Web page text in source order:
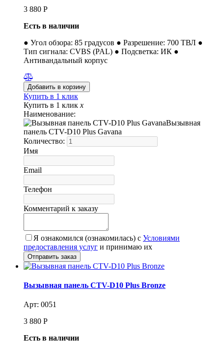
3 880 Р
Есть в наличии
● Угол обзора: 85 градусов ● Разрешение: 700 ТВЛ ●
Тип сигнала: CVBS (PAL) ● Подсветка: ИК ●
Антивандальный корпус
Купить в 1 клик
Купить в 1 клик x
Наименование:
Вызывная
панель CTV-D10 Plus Gavana
Количество:
Имя
Email
Телефон
Комментарий к заказу
Я ознакомился (ознакомилась) с Условиями
предоставления услуг и принимаю их
Вызывная панель CTV-D10 Plus Bronze
Арт: 0051
3 880 Р
Есть в наличии